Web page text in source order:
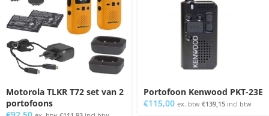
Motorola TLKR T72 set van 2
portofoons
Portofoon Kenwood PKT-23E
€115,00 ex. btw €139,15 incl btw